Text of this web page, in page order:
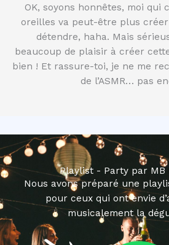
OK, soyons honnêtes, moi qui
oreilles va peut-être plus
détendre, haha. Mais
beaucoup de plaisir à créer
bien ! Et rassure-toi, je ne me
de l’ASMR… pas
Playlist - Party par MB
Nous avons préparé une
pour ceux qui ont envie
musicalement la